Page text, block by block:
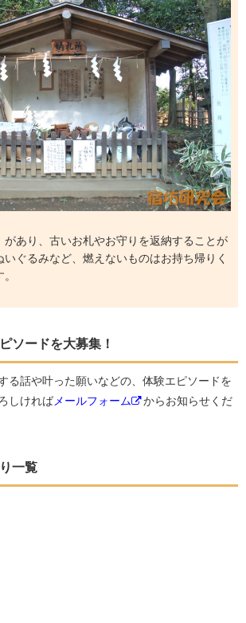
あり、古いお札やお守りを返納することが
ぐるみなど、燃えないものはお持ち帰りく
ソードを大募集！
る話や叶った願いなどの、体験エピソードを
しければ メールフォーム
からお知らせくだ
一覧